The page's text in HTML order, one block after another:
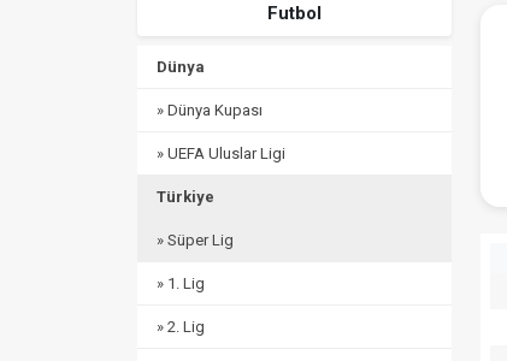
Futbol
Dünya
» Dünya Kupası
» UEFA Uluslar Ligi
Türkiye
» Süper Lig
» 1. Lig
» 2. Lig